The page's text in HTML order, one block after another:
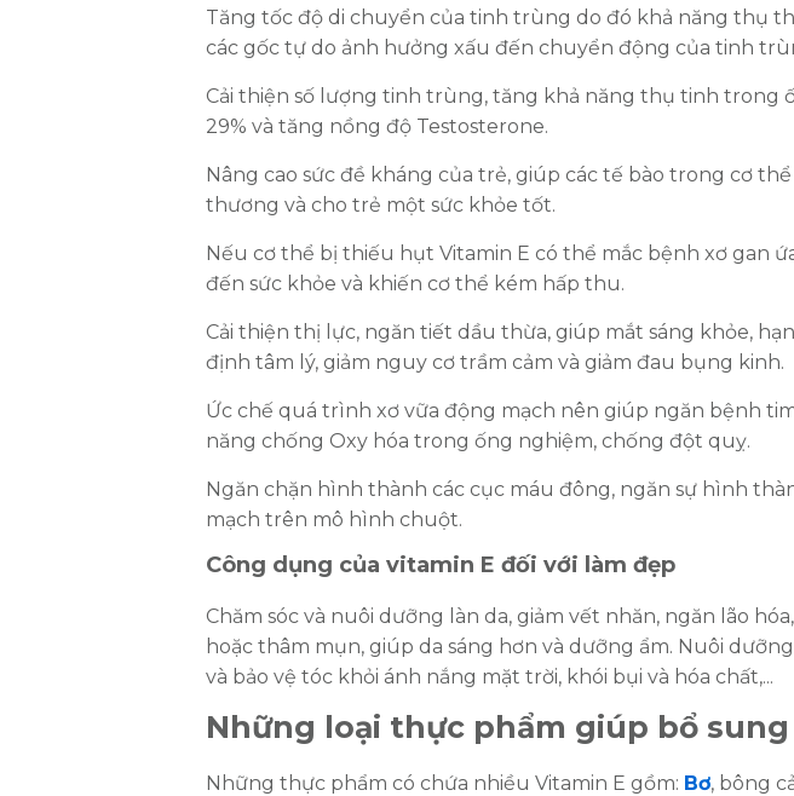
Tăng tốc độ di chuyển của tinh trùng do đó khả năng thụ
các gốc tự do ảnh hưởng xấu đến chuyển động của tinh
Cải thiện số lượng tinh trùng, tăng khả năng thụ tinh trong
29% và tăng nồng độ Testosterone.
Nâng cao sức đề kháng của trẻ, giúp các tế bào trong cơ
thương và cho trẻ một sức khỏe tốt.
Nếu cơ thể bị thiếu hụt Vitamin E có thể mắc bệnh xơ gan
đến sức khỏe và khiến cơ thể kém hấp thu.
Cải thiện thị lực, ngăn tiết dầu thừa, giúp mắt sáng khỏe,
định tâm lý, giảm nguy cơ trầm cảm và giảm đau bụng kinh.
Ức chế quá trình xơ vữa động mạch nên giúp ngăn bệnh
năng chống Oxy hóa trong ống nghiệm, chống đột quỵ.
Ngăn chặn hình thành các cục máu đông, ngăn sự hình
mạch trên mô hình chuột.
Công dụng của vitamin E đối với làm đẹp
Chăm sóc và nuôi dưỡng làn da, giảm vết nhăn, ngăn lão
hoặc thâm mụn, giúp da sáng hơn và dưỡng ẩm. Nuôi
và bảo vệ tóc khỏi ánh nắng mặt trời, khói bụi và hóa chất,...
Những loại thực phẩm giúp bổ
Những thực phẩm có chứa nhiều Vitamin E gồm: Bơ, bông